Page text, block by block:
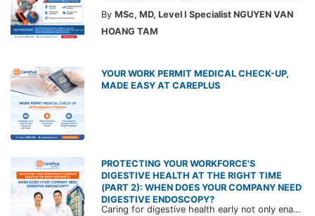
By MSc, MD, Level I Specialist NGUYEN VAN
HOANG TAM
YOUR WORK PERMIT MEDICAL CHECK-UP,
MADE EASY AT CAREPLUS
PROTECTING YOUR WORKFORCE'S
DIGESTIVE HEALTH AT THE RIGHT TIME
(PART 2): WHEN DOES YOUR COMPANY NEED
DIGESTIVE ENDOSCOPY?
Caring for digestive health early not only enables the timely detection of disease but also helps build a healthy, stable, and long-term committed workforce. CarePlus is ready to accompany your company in designing a healthcare program tailored to each employee, in order to optimize the return on benefits investment and support sustainable workforce development.